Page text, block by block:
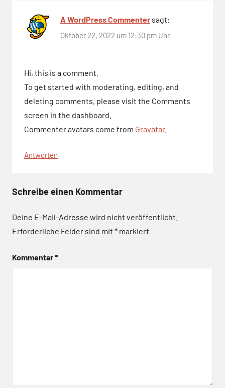
A WordPress Commenter sagt:
Oktober 22, 2022 um 12:30 pm Uhr
Hi, this is a comment.
To get started with moderating, editing, and
deleting comments, please visit the Comments
screen in the dashboard.
Commenter avatars come from Gravatar.
Antworten
Schreibe einen Kommentar
Deine E-Mail-Adresse wird nicht veröffentlicht.
Erforderliche Felder sind mit * markiert
Kommentar*